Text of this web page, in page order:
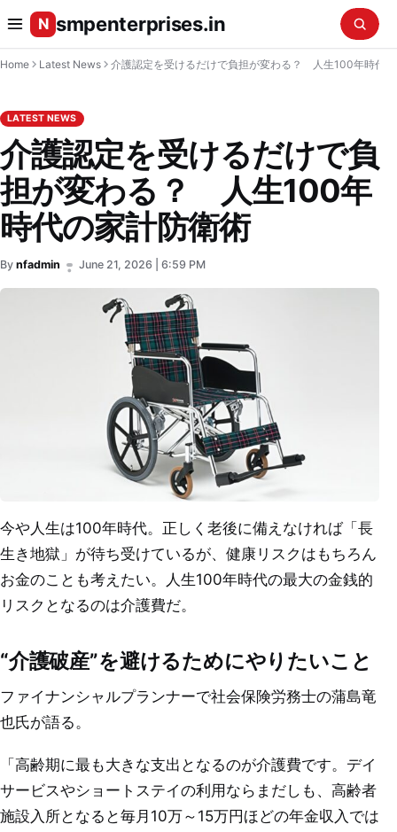
N smpenterprises.in
Home Latest News
LATEST NEWS
介護認定を受けるだけで負
担が変わる？ 人生100年
時代の家計防衛術
By nfadmin • June 21, 2026 | 6:59 PM
今や人生は100年時代。正しく老後に備えなければ「長
生き地獄」が待ち受けているが、健康リスクはもちろん
お金のことも考えたい。人生100年時代の最大の金銭的
リスクとなるのは介護費だ。
“介護破産”を避けるためにやりたいこと
ファイナンシャルプランナーで社会保険労務士の蒲島竜
也氏が語る。
「高齢期に最も大きな支出となるのが介護費です。デイ
サービスやショートステイの利用ならまだしも、高齢者
施設入所となると毎月10万～15万円ほどの年金収入では